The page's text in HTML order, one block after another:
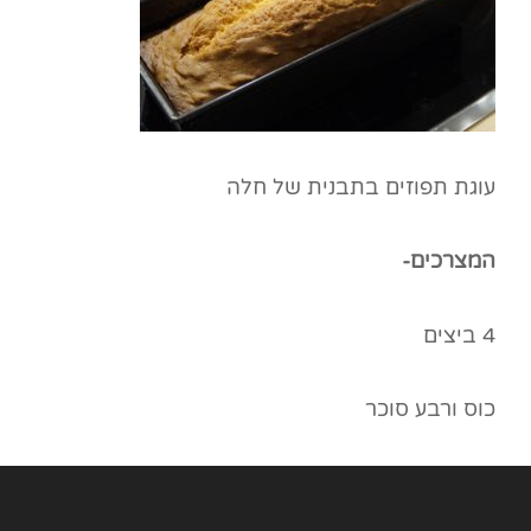
עוגת תפוזים בתבנית של חלה
המצרכים-
4 ביצים
כוס ורבע סוכר